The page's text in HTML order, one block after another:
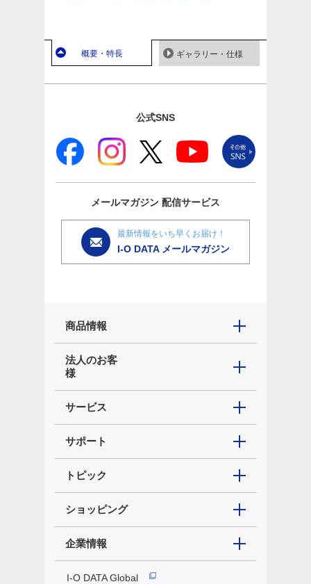
概要・特長 ギャラリー・仕様
公式SNS
メールマガジン 配信サービス
最新情報をいち早くお届け！
I-O DATA メールマガジン
商品情報
法人のお客
様
サービス
サポート
トピック
ショッピング
企業情報
I-O DATA Global